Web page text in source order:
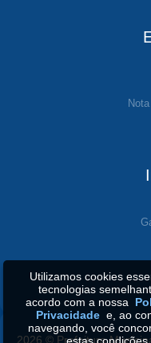
2026 © Prefeitura
Utilizamos cookies
tecnologias
acordo com a nossa
Privacidadee, ao
navegando, você